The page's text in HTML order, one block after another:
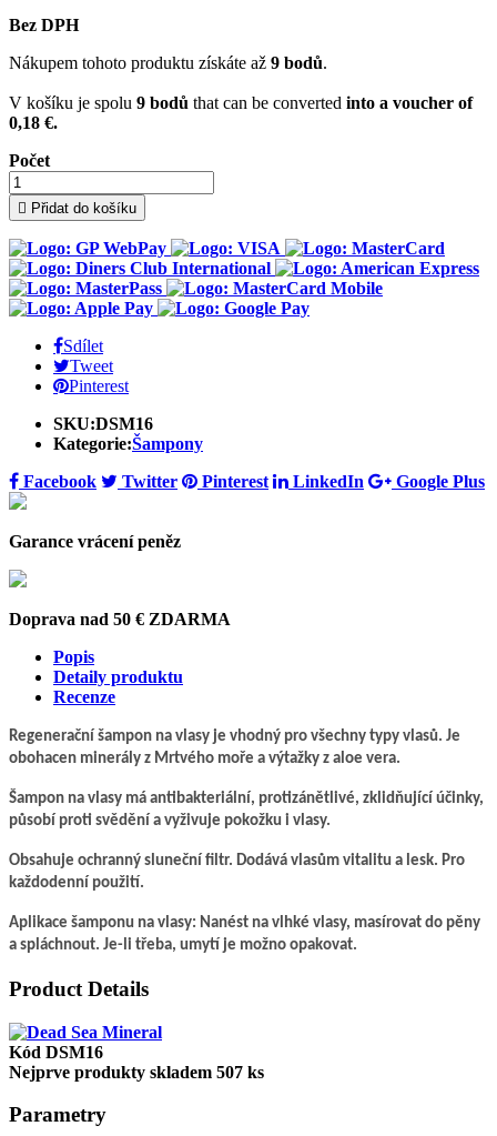
Bez DPH
Nákupem tohoto produktu získáte až 9 bodů.
V košíku je spolu 9 bodů that can be converted into a voucher of
0,18 €.
Počet
 Přidat do košíku
Sdílet
Tweet
Pinterest
SKU:DSM16
Kategorie:Šampony
Facebook
Twitter Pinterest LinkedIn Google Plus
Garance vrácení peněz
Doprava nad 50 € ZDARMA
Popis
Detaily produktu
Recenze
Regenerační šampon na vlasy je vhodný pro všechny typy vlasů. Je
obohacen minerály z Mrtvého moře a výtažky z aloe vera.
Šampon na vlasy má antibakteriální, protizánětlivé, zklidňující účinky,
působí proti svědění a vyživuje pokožku i vlasy.
Obsahuje ochranný sluneční filtr. Dodává vlasům vitalitu a lesk. Pro
každodenní použití.
Aplikace šamponu na vlasy: Nanést na vlhké vlasy, masírovat do pěny
a spláchnout. Je-li třeba, umytí je možno opakovat.
Product Details
Kód DSM16
Nejprve produkty skladem 507 ks
Parametry